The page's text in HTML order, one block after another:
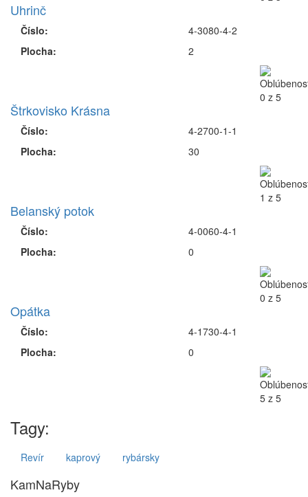
Uhrinč
Číslo:
Plocha:
4-3080-4-2
2
Štrkovisko Krásna
Číslo:
Plocha:
4-2700-1-1
30
Belanský potok
Číslo:
Plocha:
4-0060-4-1
0
Opátka
Číslo:
Plocha:
4-1730-4-1
0
Tagy:
Revír kaprový rybársky
KamNaRyby